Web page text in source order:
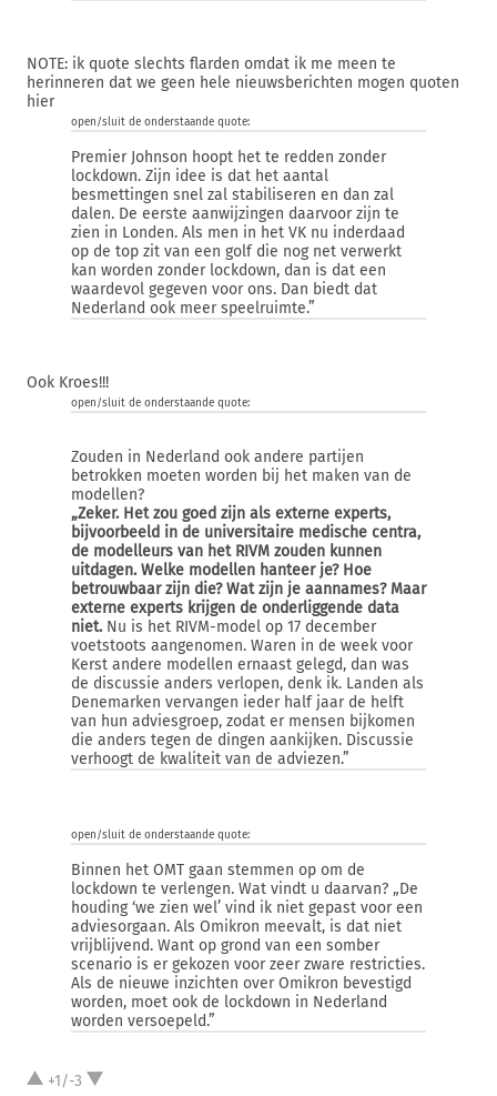
NOTE: ik quote slechts flarden omdat ik me meen te
herinneren dat we geen hele nieuwsberichten mogen quoten
hier
open/sluit de onderstaande quote:
Premier Johnson hoopt het te redden zonder
lockdown. Zijn idee is dat het aantal
besmettingen snel zal stabiliseren en dan zal
dalen. De eerste aanwijzingen daarvoor zijn te
zien in Londen. Als men in het VK nu inderdaad
op de top zit van een golf die nog net verwerkt
kan worden zonder lockdown, dan is dat een
waardevol gegeven voor ons. Dan biedt dat
Nederland ook meer speelruimte.”
Ook Kroes!!!
open/sluit de onderstaande quote:
Zouden in Nederland ook andere partijen
betrokken moeten worden bij het maken van de
modellen?
„Zeker. Het zou goed zijn als externe experts,
bijvoorbeeld in de universitaire medische centra,
de modelleurs van het RIVM zouden kunnen
uitdagen. Welke modellen hanteer je? Hoe
betrouwbaar zijn die? Wat zijn je aannames? Maar
externe experts krijgen de onderliggende data
niet.Nu is het RIVM-model op 17 december
voetstoots aangenomen. Waren in de week voor
Kerst andere modellen ernaast gelegd, dan was
de discussie anders verlopen, denk ik. Landen als
Denemarken vervangen ieder half jaar de helft
van hun adviesgroep, zodat er mensen bijkomen
die anders tegen de dingen aankijken. Discussie
verhoogt de kwaliteit van de adviezen.”
open/sluit de onderstaande quote:
Binnen het OMT gaan stemmen op om de
lockdown te verlengen. Wat vindt u daarvan? „De
houding ‘we zien wel’ vind ik niet gepast voor een
adviesorgaan. Als Omikron meevalt, is dat niet
vrijblijvend. Want op grond van een somber
scenario is er gekozen voor zeer zware restricties.
Als de nieuwe inzichten over Omikron bevestigd
worden, moet ook de lockdown in Nederland
worden versoepeld.”
+1/-3